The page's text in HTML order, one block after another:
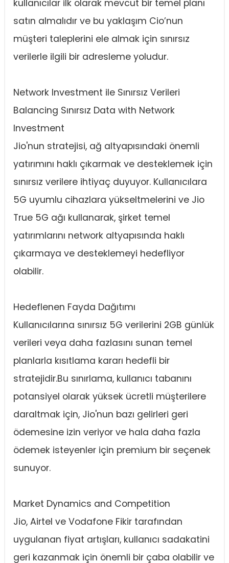
kullanıcılar ilk olarak mevcut bir temel planı
satın almalıdır ve bu yaklaşım Cio’nun
müşteri taleplerini ele almak için sınırsız
verilerle ilgili bir adresleme yoludur.
Network Investment ile Sınırsız Verileri
Balancing Sınırsız Data with Network
Investment
Jio'nun stratejisi, ağ altyapısındaki önemli
yatırımını haklı çıkarmak ve desteklemek için
sınırsız verilere ihtiyaç duyuyor. Kullanıcılara
5G uyumlu cihazlara yükseltmelerini ve Jio
True 5G ağı kullanarak, şirket temel
yatırımlarını network altyapısında haklı
çıkarmaya ve desteklemeyi hedefliyor
olabilir.
Hedeflenen Fayda Dağıtımı
Kullanıcılarına sınırsız 5G verilerini 2GB günlük
verileri veya daha fazlasını sunan temel
planlarla kısıtlama kararı hedefli bir
stratejidir.Bu sınırlama, kullanıcı tabanını
potansiyel olarak yüksek ücretli müşterilere
daraltmak için, Jio'nun bazı gelirleri geri
ödemesine izin veriyor ve hala daha fazla
ödemek isteyenler için premium bir seçenek
sunuyor.
Market Dynamics and Competition
Jio, Airtel ve Vodafone Fikir tarafından
uygulanan fiyat artışları, kullanıcı sadakatini
geri kazanmak için önemli bir çaba olabilir ve